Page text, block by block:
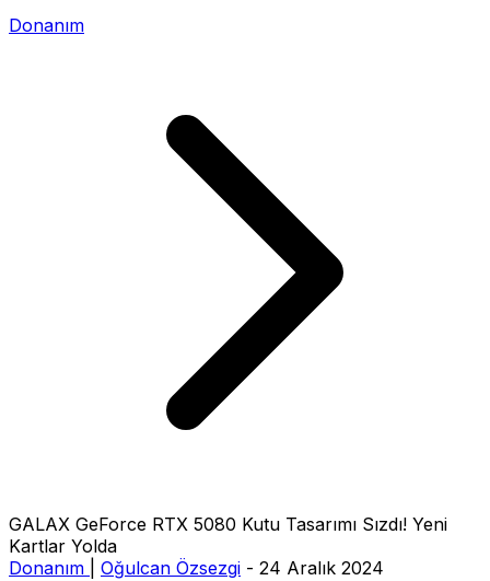
Donanım
GALAX GeForce RTX 5080 Kutu Tasarımı Sızdı! Yeni
Kartlar Yolda
Donanım
Oğulcan Özsezgi - 24 Aralık 2024